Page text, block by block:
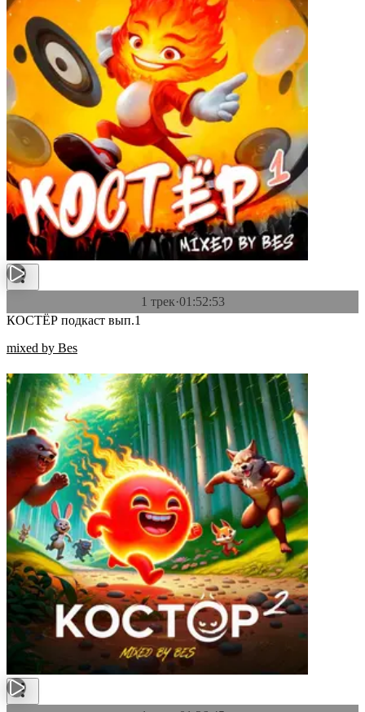
1 трек·01:52:53
КОСТЁР подкаст вып.1
mixed by Bes